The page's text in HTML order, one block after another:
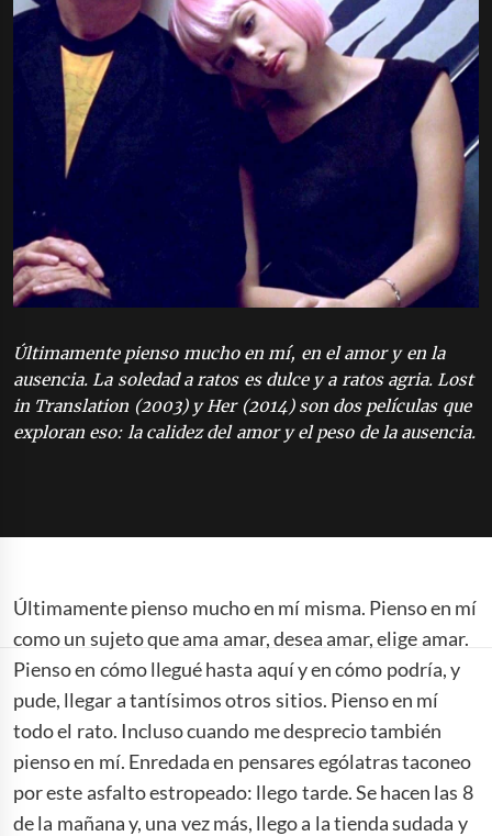
Últimamente pienso mucho en mí, en el amor y en la
ausencia. La soledad a ratos es dulce y a ratos agria. Lost
in Translation (2003) y Her (2014) son dos películas que
exploran eso: la calidez del amor y el peso de la ausencia.
Últimamente pienso mucho en mí misma. Pienso en mí
como un sujeto que ama amar, desea amar, elige amar.
Pienso en cómo llegué hasta aquí y en cómo podría, y
pude, llegar a tantísimos otros sitios. Pienso en mí
todo el rato. Incluso cuando me desprecio también
pienso en mí. Enredada en pensares ególatras taconeo
por este asfalto estropeado: llego tarde. Se hacen las 8
de la mañana y, una vez más, llego a la tienda sudada y